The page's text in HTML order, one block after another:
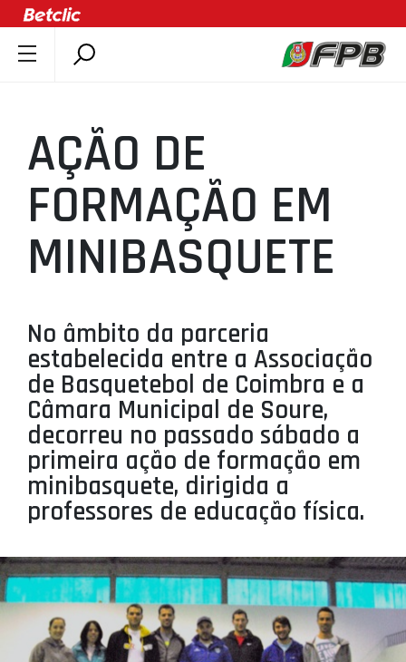
DOCUMENTOS
ÚLTIMAS
COMPETIÇÕES
ASSOCIAÇÕES
CLUBES
AGENTES
SELEÇÕES
MINIBASQUETE
ÁREA TÉCNICA
PROJETOS
LIGA BETCLIC MASCULINA
LIGA BETCLIC FEMININA
AÇÃO DE
FORMAÇÃO EM
MINIBASQUETE
No âmbito da parceria
estabelecida entre a Associação
de Basquetebol de Coimbra e a
Câmara Municipal de Soure,
decorreu no passado sábado a
primeira ação de formação em
minibasquete, dirigida a
professores de educação física.